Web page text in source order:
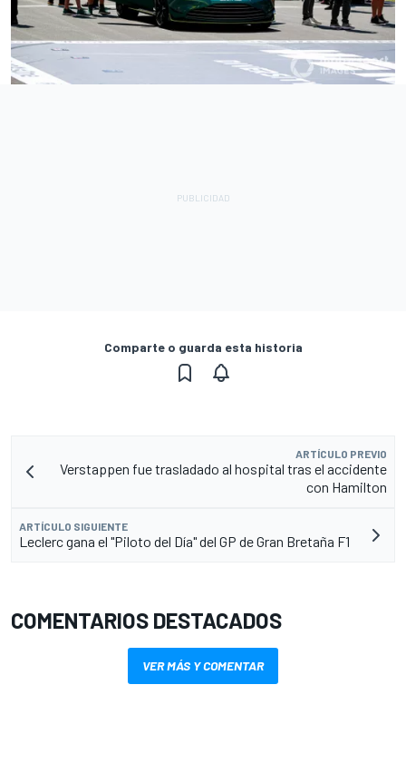
Comparte o guarda esta historia
ARTÍCULO PREVIO
Verstappen fue trasladado al hospital tras el accidente
con Hamilton
ARTÍCULO SIGUIENTE
Leclerc gana el "Piloto del Día" del GP de Gran Bretaña F1
COMENTARIOS DESTACADOS
VER MÁS Y COMENTAR